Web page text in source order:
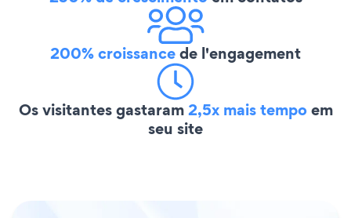
200% croissancede l'engagement
Os visitantes gastaram2,5x mais tempoem
seu site